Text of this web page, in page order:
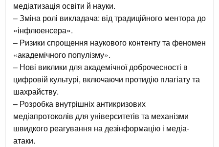
медіатизація освіти й науки.
– Зміна ролі викладача: від традиційного ментора до
«інфлюенсера».
– Ризики спрощення наукового контенту та феномен
«академічного популізму».
– Нові виклики для академічної доброчесності в
цифровій культурі, включаючи протидію плагіату та
шахрайству.
– Розробка внутрішніх антикризових
медіапротоколів для університетів та механізми
швидкого реагування на дезінформацію і медіа-
атаки.